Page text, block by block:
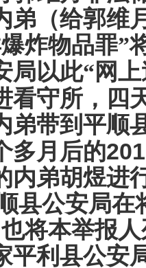
弟（给郭维
炸物品罪”
局以此“网
看守所，四
弟带到平顺
多月后的
内弟胡煜进
县公安局在
将本举报
平利县公安